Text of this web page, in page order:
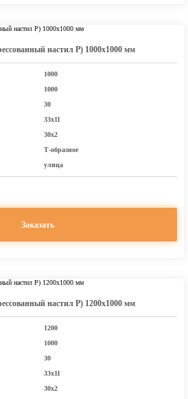
настил Р) 1000х1000 мм
1000
1000
30
33х11
30х2
Т-образное
улица
Заказать
настил Р) 1200х1000 мм
1200
1000
30
33х11
30х2